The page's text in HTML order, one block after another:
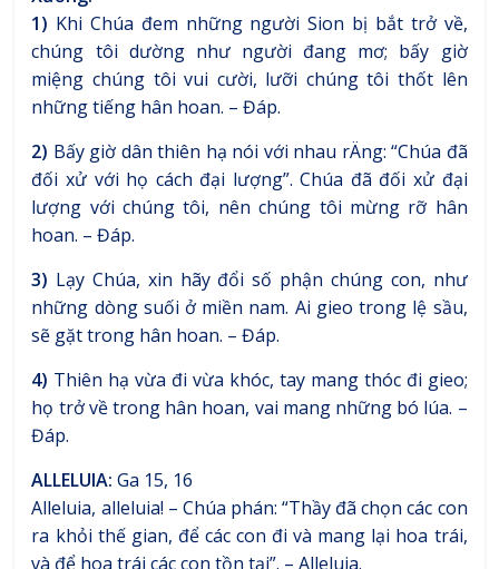
1) Khi Chúa đem những người Sion bị bắt trở về,
chúng tôi dường như người đang mơ; bấy giờ
miệng chúng tôi vui cười, lưỡi chúng tôi thốt lên
những tiếng hân hoan. – Đáp.
2) Bấy giờ dân thiên hạ nói với nhau rÄng: “Chúa đã
đối xử với họ cách đại lượng”. Chúa đã đối xử đại
lượng với chúng tôi, nên chúng tôi mừng rỡ hân
hoan. – Đáp.
3) Lạy Chúa, xin hãy đổi số phận chúng con, như
những dòng suối ở miền nam. Ai gieo trong lệ sầu,
sẽ gặt trong hân hoan. – Đáp.
4) Thiên hạ vừa đi vừa khóc, tay mang thóc đi gieo;
họ trở về trong hân hoan, vai mang những bó lúa. –
Đáp.
ALLELUIA: Ga 15, 16
Alleluia, alleluia! – Chúa phán: “Thầy đã chọn các con
ra khỏi thế gian, để các con đi và mang lại hoa trái,
và để hoa trái các con tồn tại”. – Alleluia.